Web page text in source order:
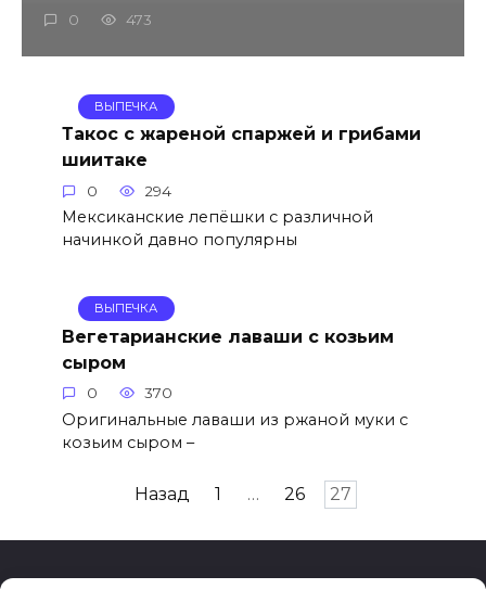
0 473
ВЫПЕЧКА
Такос с жареной спаржей и грибами
шиитаке
0 294
Мексиканские лепёшки с различной
начинкой давно популярны
ВЫПЕЧКА
Вегетарианские лаваши с козьим
сыром
0 370
Оригинальные лаваши из ржаной муки с
козьим сыром –
Назад 1 … 26 27